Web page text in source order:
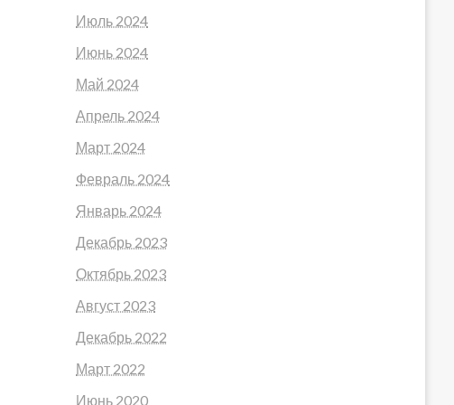
Июль 2024
Июнь 2024
Май 2024
Апрель 2024
Март 2024
Февраль 2024
Январь 2024
Декабрь 2023
Октябрь 2023
Август 2023
Декабрь 2022
Март 2022
Июнь 2020